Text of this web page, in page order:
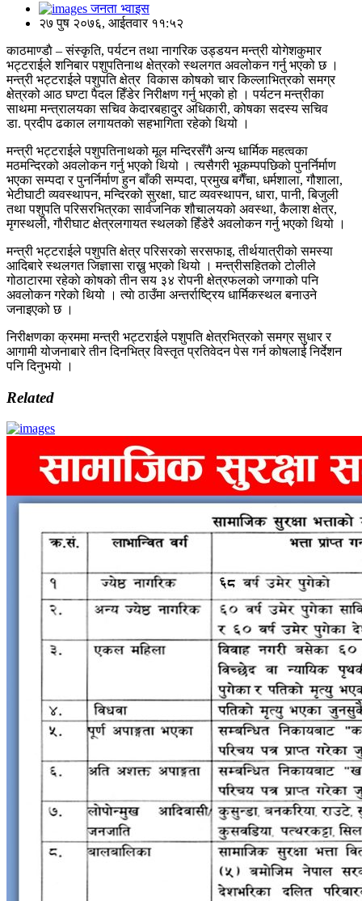
जनता भ्वाइस
२७ पुष २०७६, आईतवार ११:५२
काठमाण्डाै – संस्कृति, पर्यटन तथा नागरिक उड्डयन मन्त्री योगेशकुमार
भट्टराईले शनिबार पशुपतिनाथ क्षेत्रको स्थलगत अवलोकन गर्नु भएको छ ।
मन्त्री भट्टराईले पशुपति क्षेत्र विकास कोषको चार किल्लाभित्रको समग्र
क्षेत्रको आठ घण्टा पैदल हिँडेर निरीक्षण गर्नु भएको हो । पर्यटन मन्त्रीका
साथमा मन्त्रालयका सचिव केदारबहादुर अधिकारी, कोषका सदस्य सचिव
डा. प्रदीप ढकाल लगायतकाे सहभागिता रहेकाे थियो ।
मन्त्री भट्टराईले पशुपतिनाथको मूल मन्दिरसँगै अन्य धार्मिक महत्वका
मठमन्दिरको अवलोकन गर्नु भएको थियो । त्यसैगरी भूकम्पपछिको पुनर्निर्माण
भएका सम्पदा र पुनर्निर्माण हुन बाँकी सम्पदा, प्रमुख बगैँचा, धर्मशाला, गौशाला,
भेटीघाटी व्यवस्थापन, मन्दिरको सुरक्षा, घाट व्यवस्थापन, धारा, पानी, बिजुली
तथा पशुपति परिसरभित्रका सार्वजनिक शौचालयको अवस्था, कैलाश क्षेत्र,
मृगस्थली, गौरीघाट क्षेत्रलगायत स्थलको हिँडेरै अवलोकन गर्नु भएको थियो ।
मन्त्री भट्टराईले पशुपति क्षेत्र परिसरको सरसफाइ, तीर्थयात्रीको समस्या
आदिबारे स्थलगत जिज्ञासा राख्नु भएको थियो । मन्त्रीसहितको टोलीले
गोठाटारमा रहेकाे कोषको तीन सय ३४ रोपनी क्षेत्रफलको जग्गाको पनि
अवलोकन गरेको थियो । त्याे ठाउँमा अन्तर्राष्ट्रिय धार्मिकस्थल बनाउने
जनाइएको छ ।
निरीक्षणका क्रममा मन्त्री भट्टराईले पशुपति क्षेत्रभित्रको समग्र सुधार र
आगामी योजनाबारे तीन दिनभित्र विस्तृत प्रतिवेदन पेस गर्न कोषलाई निर्देशन
पनि दिनुभयाे ।
Related